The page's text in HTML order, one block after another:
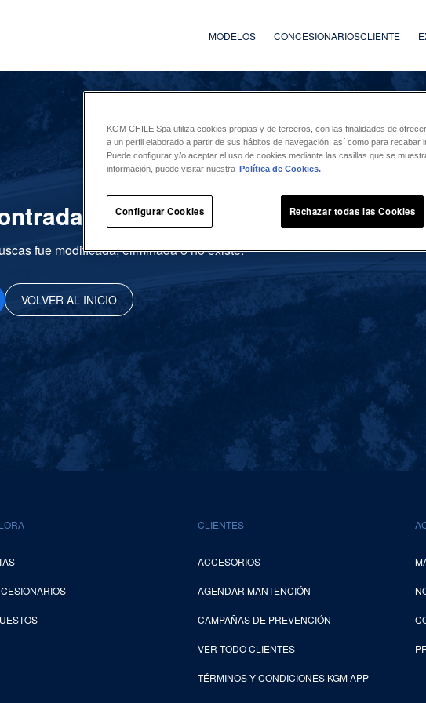
MODELOS CONCESIONARIOSCLIENTE
fue modificada, eliminada o no existe.
VOLVER AL INICIO
CLIENTES
ACCESORIOS
AGENDAR MANTENCIÓN
CAMPAÑAS DE PREVENCIÓN
VER TODO CLIENTES
TÉRMINOS Y CONDICIONES KGM APP
KGM CHILE Spa utiliza cookies propias y de terceros, con las finalidades de
a un perfil elaborado a partir de sus hábitos de navegación, así como para recabar
Puede configurar y/o aceptar el uso de cookies mediante las casillas que se
información, puede visitar nuestra Política de Cookies.
Configurar Cookies Rechazar todas las Cookies